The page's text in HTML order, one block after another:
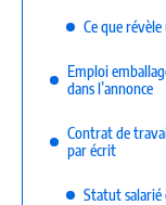
Ce que révèle
Emploi
dans l’annonce
Contrat de
par écrit
Statut salarié